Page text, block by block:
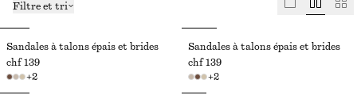
Filtre et tri
Sandales à talons épais et brides
chf 139
+2
Sandales à talons épais et brides
chf 139
+2